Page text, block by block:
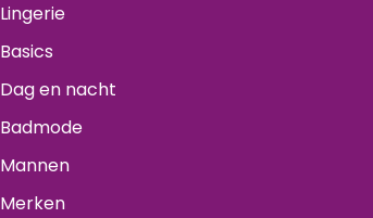
Lingerie
Basics
Dag en nacht
Badmode
Mannen
Merken